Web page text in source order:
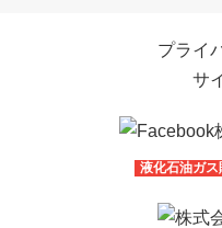
プライ
サ
液化石油ガ